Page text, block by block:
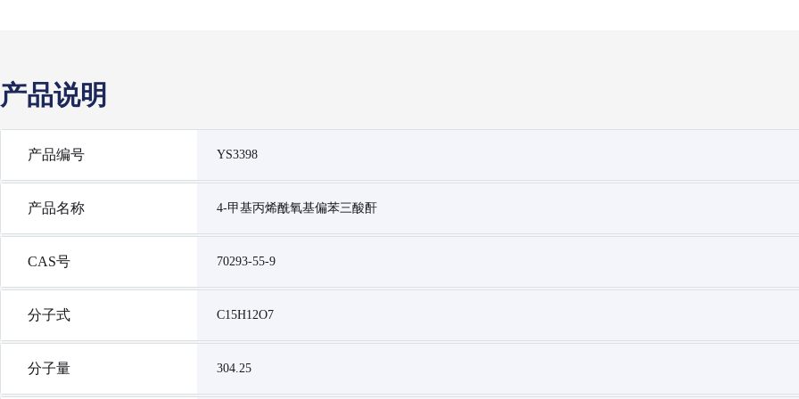
产品说明
产品编号 YS3398
产品名称 4-甲基丙烯酰氧基偏苯三酸酐
CAS号 70293-55-9
分子式 C15H12O7
分子量 304.25